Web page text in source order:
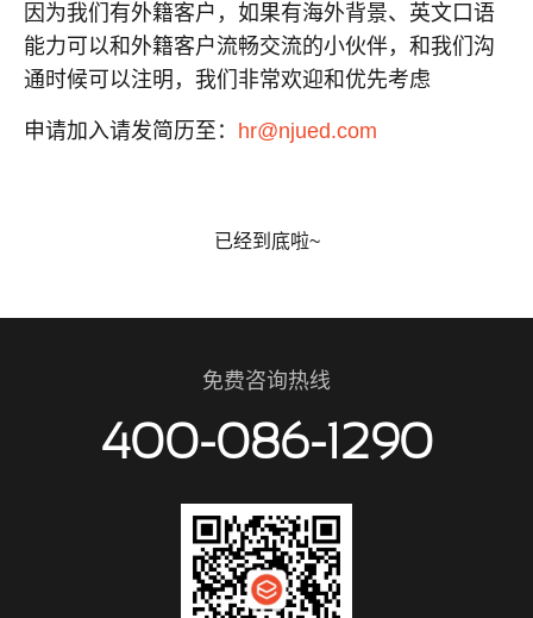
因为我们有外籍客户，如果有海外背景、英文口语
能力可以和外籍客户流畅交流的小伙伴，和我们沟
通时候可以注明，我们非常欢迎和优先考虑
申请加入请发简历至： hr@njued.com
已经到底啦~
免费咨询热线
400-086-1290